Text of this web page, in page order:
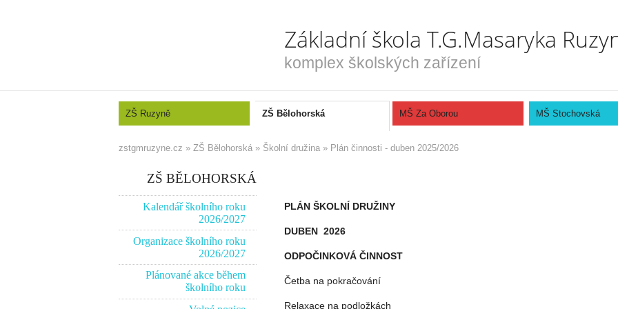
Základní škola T.G.Masaryka
komplex školských zařízení
ZŠ Ruzyně ZŠ Bělohorská MŠ Za Oborou MŠ Stochovská
zstgmruzyne.cz » ZŠ Bělohorská » Školní družina » Plán činnosti - duben 2025/2026
PLÁN ŠKOLNÍ DRUŽINY
DUBEN 2026
ODPOČINKOVÁ ČINNOST
Četba na pokračování
Relaxace na podložkách
ZŠ BĚLOHORSKÁ
Kalendář školního roku
2026/2027
Organizace školního roku
2026/2027
Plánované akce během
školního roku